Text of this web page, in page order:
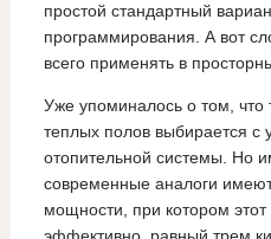
простой стандартный
программирования. А вот
всего применять в
Уже упоминалось о том, что
теплых полов выбирается
отопительной системы. Но
современные аналоги
мощности, при котором